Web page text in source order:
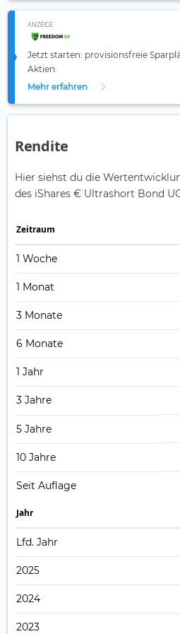
ANZEIGE
Jetzt starten: provisionsfreie
Aktien.
Mehr erfahren
Rendite
Hier siehst du die
des iShares € Ultrashort Bond
Zeit­raum
1 Woche
1 Monat
3 Monate
6 Monate
1 Jahr
3 Jahre
5 Jahre
10 Jahre
Seit Auflage
Jahr
Lfd. Jahr
2025
2024
2023